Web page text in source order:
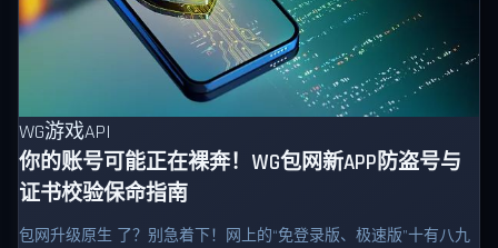
WG游戏API
你的账号可能正在裸奔！WG包网新APP防盗号与
证书校验保命指南
包网升级原生 了？别急着下！网上的“免登录版、极速版”十有八九